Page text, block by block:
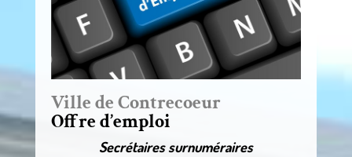
Ville de Contrecoeur
Offre d’emploi
Secrétaires surnuméraires